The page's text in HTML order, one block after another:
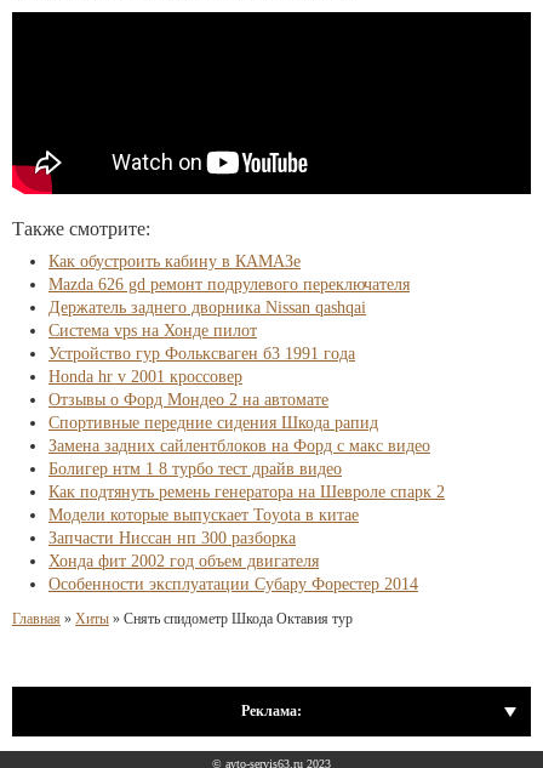
Также смотрите:
Как обустроить кабину в КАМАЗе
Mazda 626 gd ремонт подрулевого переключателя
Держатель заднего дворника Nissan qashqai
Система vps на Хонде пилот
Устройство гур Фольксваген б3 1991 года
Honda hr v 2001 кроссовер
Отзывы о Форд Мондео 2 на автомате
Спортивные передние сидения Шкода рапид
Замена задних сайлентблоков на Форд с макс видео
Болигер нтм 1 8 турбо тест драйв видео
Как подтянуть ремень генератора на Шевроле спарк 2
Модели которые выпускает Toyota в китае
Запчасти Ниссан нп 300 разборка
Хонда фит 2002 год объем двигателя
Особенности эксплуатации Субару Форестер 2014
Главная » Хиты » Снять спидометр Шкода Октавия тур
Реклама:
© avto-servis63.ru 2023